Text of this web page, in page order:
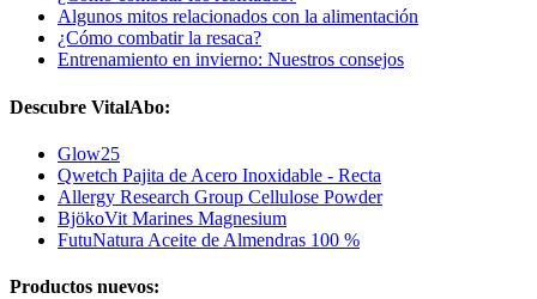
Algunos mitos relacionados con la alimentación
¿Cómo combatir la resaca?
Entrenamiento en invierno: Nuestros consejos
Descubre VitalAbo:
Glow25
Qwetch Pajita de Acero Inoxidable - Recta
Allergy Research Group Cellulose Powder
BjökoVit Marines Magnesium
FutuNatura Aceite de Almendras 100 %
Productos nuevos: